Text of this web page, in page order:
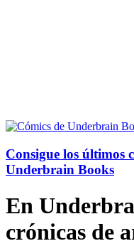
Consigue los últimos
Underbrain Books
En
crónicas de